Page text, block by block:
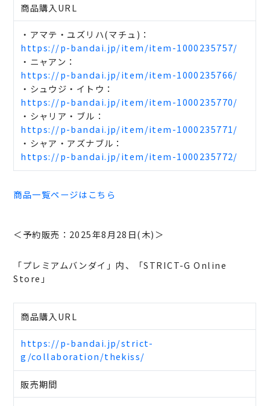
商品購入URL
・アマテ・ユズリハ(マチュ)：
https://p-bandai.jp/item/item-1000235757/
・ニャアン：
https://p-bandai.jp/item/item-1000235766/
・シュウジ・イトウ：
https://p-bandai.jp/item/item-1000235770/
・シャリア・ブル：
https://p-bandai.jp/item/item-1000235771/
・シャア・アズナブル：
https://p-bandai.jp/item/item-1000235772/
商品一覧ページはこちら
＜予約販売：2025年8月28日(木)＞
「プレミアムバンダイ」内、「STRICT-G Online
Store」
商品購入URL
https://p-bandai.jp/strict-
g/collaboration/thekiss/
販売期間